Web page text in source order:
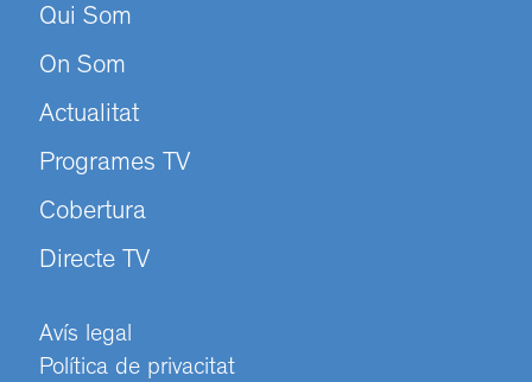
Qui Som
On Som
Actualitat
Programes TV
Cobertura
Directe TV
Avís legal
Política de privacitat